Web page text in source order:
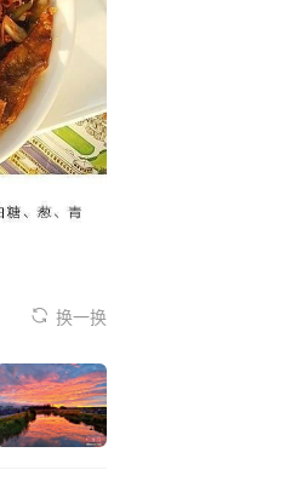
换一换